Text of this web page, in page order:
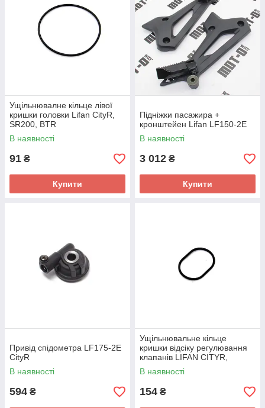
Ущільнювалне кільце лівої
кришки головки Lifan CityR,
SR200, BTR
В наявності
91 ₴
Купити
Підніжки пасажира +
кронштейен Lifan LF150-2E
В наявності
3 012 ₴
Купити
Привід спідометра LF175-2E
CityR
В наявності
594 ₴
Ущільнювальне кільце
кришки відсіку регулювання
клапанів LIFAN CITYR,
SR200, BTR
В наявності
154 ₴